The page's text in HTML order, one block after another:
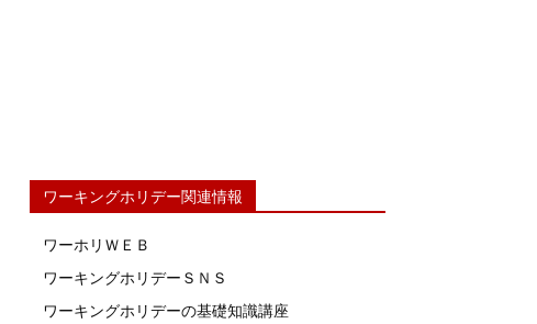
ワーキングホリデー関連情報
ワーホリＷＥＢ
ワーキングホリデーＳＮＳ
ワーキングホリデーの基礎知識講座